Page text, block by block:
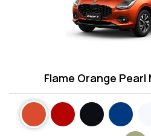
Flame Orange